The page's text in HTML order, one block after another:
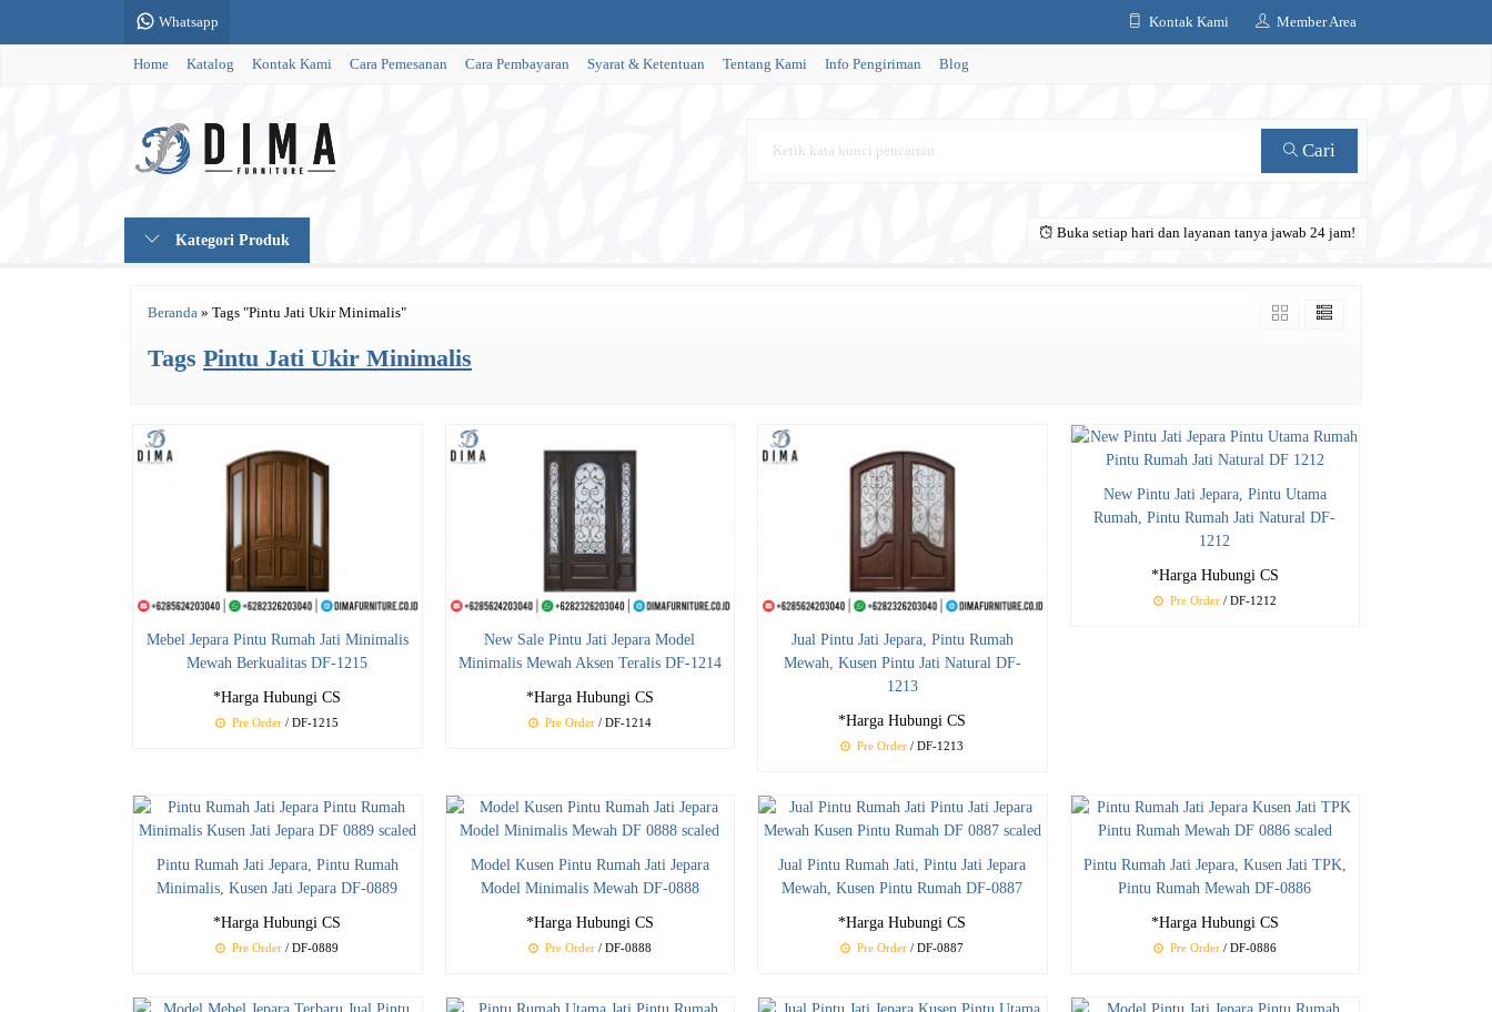
Whatsapp Kontak Kami Member Area
Home Katalog Kontak Kami Cara Pemesanan Cara Pembayaran Syarat & Ketentuan Tentang Kami Info Pengiriman Blog
Cari
Kategori Produk Buka setiap hari dan layanan tanya jawab 24 jam!
Beranda » Tags "Pintu Jati Ukir Minimalis"
Tags Pintu Jati Ukir Minimalis
Mebel Jepara Pintu Rumah Jati Minimalis
Mewah Berkualitas DF-1215
*Harga Hubungi CS
Pre Order / DF-1215
New Sale Pintu Jati Jepara Model
Minimalis Mewah Aksen Teralis DF-1214
*Harga Hubungi CS
Pre Order/ DF-1214
Jual Pintu Jati Jepara, Pintu Rumah
Mewah, Kusen Pintu Jati Natural DF-
1213
*Harga Hubungi CS
Pre Order / DF-1213
New Pintu Jati Jepara, Pintu Utama
Rumah, Pintu Rumah Jati Natural DF-
1212
*Harga Hubungi CS
Pre Order/ DF-1212
Pintu Rumah Jati Jepara, Pintu Rumah
Minimalis, Kusen Jati Jepara DF-0889
*Harga Hubungi CS
Pre Order / DF-0889
Model Kusen Pintu Rumah Jati Jepara
Model Minimalis Mewah DF-0888
*Harga Hubungi CS
Pre Order/ DF-0888
Jual Pintu Rumah Jati, Pintu Jati Jepara
Mewah, Kusen Pintu Rumah DF-0887
*Harga Hubungi CS
Pre Order / DF-0887
Pintu Rumah Jati Jepara, Kusen Jati TPK,
Pintu Rumah Mewah DF-0886
*Harga Hubungi CS
Pre Order/ DF-0886